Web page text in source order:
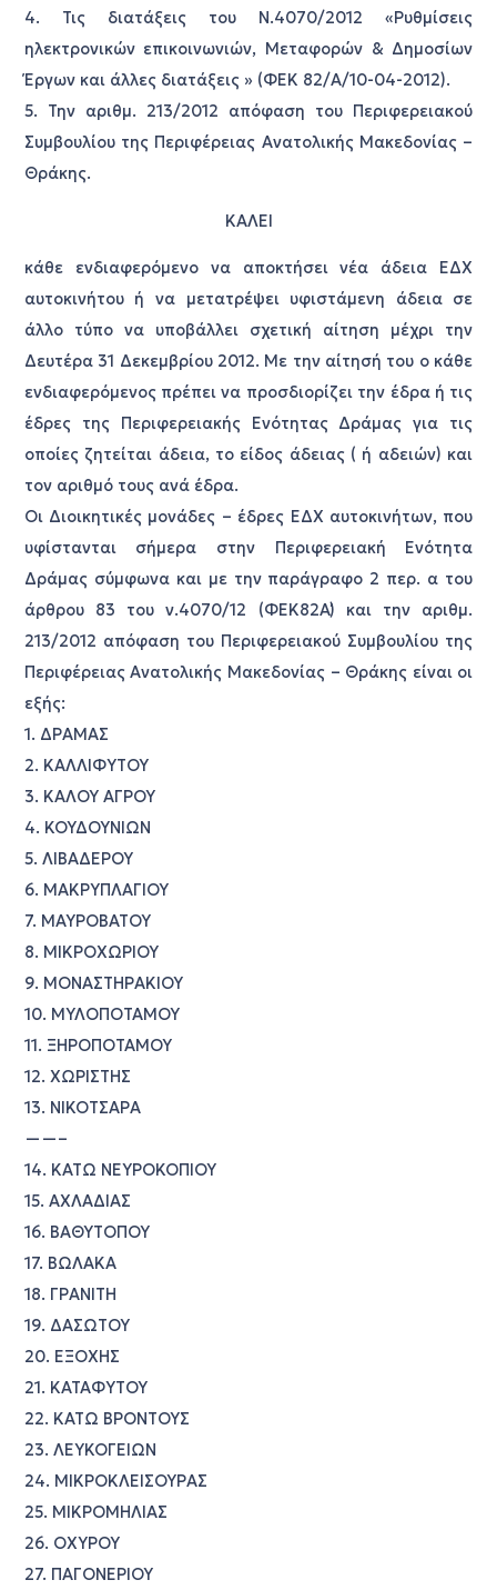
4. Τις διατάξεις του Ν.4070/2012 «Ρυθμίσεις
ηλεκτρονικών επικοινωνιών, Μεταφορών & Δημοσίων
Έργων και άλλες διατάξεις » (ΦΕΚ 82/Α/10-04-2012).
5. Την αριθμ. 213/2012 απόφαση του Περιφερειακού
Συμβουλίου της Περιφέρειας Ανατολικής Μακεδονίας –
Θράκης.
ΚΑΛΕΙ
κάθε ενδιαφερόμενο να αποκτήσει νέα άδεια ΕΔΧ
αυτοκινήτου ή να μετατρέψει υφιστάμενη άδεια σε
άλλο τύπο να υποβάλλει σχετική αίτηση μέχρι την
Δευτέρα 31 Δεκεμβρίου 2012. Με την αίτησή του ο κάθε
ενδιαφερόμενος πρέπει να προσδιορίζει την έδρα ή τις
έδρες της Περιφερειακής Ενότητας Δράμας για τις
οποίες ζητείται άδεια, το είδος άδειας ( ή αδειών) και
τον αριθμό τους ανά έδρα.
Οι Διοικητικές μονάδες – έδρες ΕΔΧ αυτοκινήτων, που
υφίστανται σήμερα στην Περιφερειακή Ενότητα
Δράμας σύμφωνα και με την παράγραφο 2 περ. α του
άρθρου 83 του ν.4070/12 (ΦΕΚ82Α΄) και την αριθμ.
213/2012 απόφαση του Περιφερειακού Συμβουλίου της
Περιφέρειας Ανατολικής Μακεδονίας – Θράκης είναι οι
εξής:
1. ΔΡΑΜΑΣ
2. ΚΑΛΛΙΦΥΤΟΥ
3. ΚΑΛΟΥ ΑΓΡΟΥ
4. ΚΟΥΔΟΥΝΙΩΝ
5. ΛΙΒΑΔΕΡΟΥ
6. ΜΑΚΡΥΠΛΑΓΙΟΥ
7. ΜΑΥΡΟΒΑΤΟΥ
8. ΜΙΚΡΟΧΩΡΙΟΥ
9. ΜΟΝΑΣΤΗΡΑΚΙΟΥ
10. ΜΥΛΟΠΟΤΑΜΟΥ
11. ΞΗΡΟΠΟΤΑΜΟΥ
12. ΧΩΡΙΣΤΗΣ
13. ΝΙΚΟΤΣΑΡΑ
——–
14. ΚΑΤΩ ΝΕΥΡΟΚΟΠΙΟΥ
15. ΑΧΛΑΔΙΑΣ
16. ΒΑΘΥΤΟΠΟΥ
17. ΒΩΛΑΚΑ
18. ΓΡΑΝΙΤΗ
19. ΔΑΣΩΤΟΥ
20. ΕΞΟΧΗΣ
21. ΚΑΤΑΦΥΤΟΥ
22. ΚΑΤΩ ΒΡΟΝΤΟΥΣ
23. ΛΕΥΚΟΓΕΙΩΝ
24. ΜΙΚΡΟΚΛΕΙΣΟΥΡΑΣ
25. ΜΙΚΡΟΜΗΛΙΑΣ
26. ΟΧΥΡΟΥ
27. ΠΑΓΟΝΕΡΙΟΥ